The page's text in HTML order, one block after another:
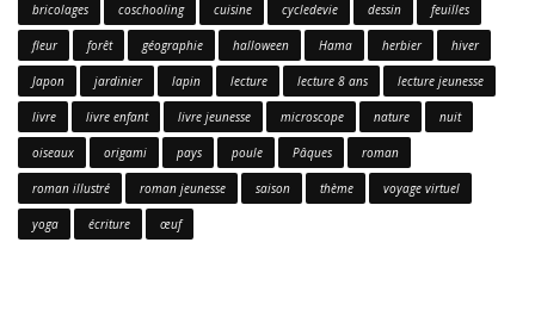
bricolages coschooling cuisine cycledevie dessin feuilles
fleur forêt géographie halloween Hama herbier hiver
Japon jardinier lapin lecture lecture 8 ans lecture jeunesse
livre livre enfant livre jeunesse microscope nature nuit
oiseaux origami pays poule Pâques roman
roman illustré roman jeunesse saison thème voyage virtuel
yoga écriture œuf